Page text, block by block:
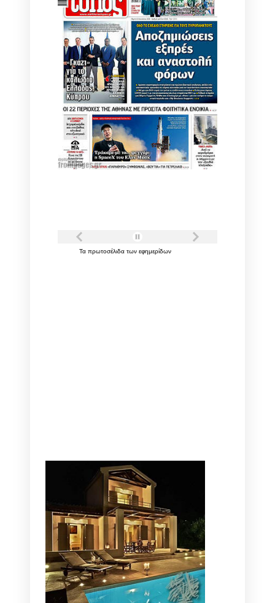
Τα πρωτοσέλιδα των εφημερίδων